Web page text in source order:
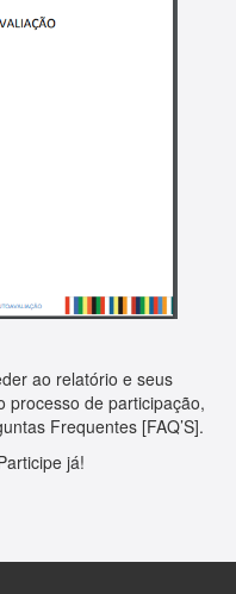
ao relatório e seus
processo de participação,
Frequentes [FAQ’S].
já!